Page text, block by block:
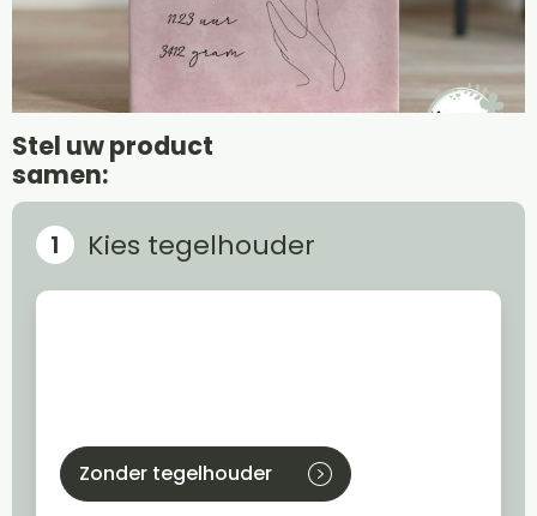
Stel uw product
samen:
Kies tegelhouder
Zonder tegelhouder